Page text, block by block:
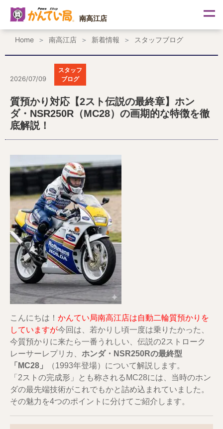
ス
南高江店
Home 南高江店 新着情報 スタッフブログ
2026/07/09
スタッフ
ブログ
質預かり対応【2スト伝説の最終章】ホン
ダ・NSR250R（MC28）の画期的な特徴を徹
底解説！
こんにちは！ かんてい局南高江店は自動二輪質預かりを
していますが今回は、若かりし頃一度は乗りたかった、
今質預かりに来たら一番うれしい、伝説の2ストローク
レーサーレプリカ、 ホンダ・NSR250Rの最終型
「MC28」
（1993年登場）について解説します。
「2ストの完成形」とも称されるMC28には、当時のホン
ダの最先端技術がこれでもかと詰め込まれていました。
その魅力を4つのポイントに分けてご紹介します。